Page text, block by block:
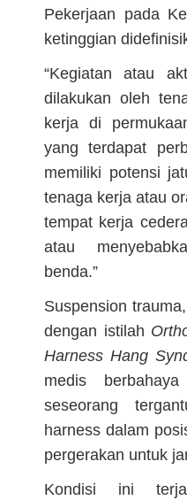
Pekerjaan pada
ketinggian
“Kegiatan atau
dilakukan oleh
kerja di
yang terdapat
memiliki potensi
tenaga kerja atau
tempat kerja
atau
benda.”
Suspension
dengan istilah
Harness Hang
medis
seseorang
harness dalam
pergerakan untuk
Kondisi ini